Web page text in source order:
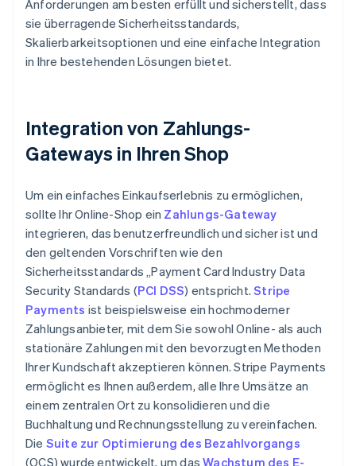
Anforderungen am besten erfüllt und sicherstellt, dass
sie überragende Sicherheitsstandards,
Skalierbarkeitsoptionen und eine einfache Integration
in Ihre bestehenden Lösungen bietet.
Integration von Zahlungs-
Gateways in Ihren Shop
Um ein einfaches Einkaufserlebnis zu ermöglichen,
sollte Ihr Online-Shop ein Zahlungs-Gateway
integrieren, das benutzerfreundlich und sicher ist und
den geltenden Vorschriften wie den
Sicherheitsstandards „Payment Card Industry Data
Security Standards (PCI DSS) entspricht.Stripe
Payments ist beispielsweise ein hochmoderner
Zahlungsanbieter, mit dem Sie sowohl Online- als auch
stationäre Zahlungen mit den bevorzugten Methoden
Ihrer Kundschaft akzeptieren können. Stripe Payments
ermöglicht es Ihnen außerdem, alle Ihre Umsätze an
einem zentralen Ort zu konsolidieren und die
Buchhaltung und Rechnungsstellung zu vereinfachen.
Die Suite zur Optimierung des Bezahlvorgangs
(OCS) wurde entwickelt, um dasWachstum des E-